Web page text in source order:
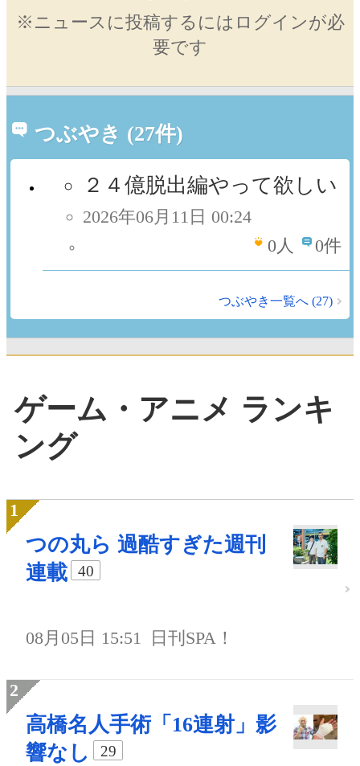
※ニュースに投稿するにはログインが必
要です
つぶやき (27件)
２４億脱出編やって欲しい
2026年06月11日 00:24
0人 0件
つぶやき一覧へ (27)
ゲーム・アニメ ランキ
ング
つの丸ら 過酷すぎた週刊
連載
40
08月05日 15:51 日刊SPA！
高橋名人手術「16連射」影
響なし
29